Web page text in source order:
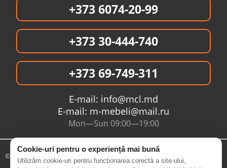
+373 6074-20-99
+373 30-444-740
+373 69-749-311
E-mail: info@mcl.md
E-mail: m-mebeli@mail.ru
Mon—Sun 09:00—19:00
Cookie-uri pentru o experiență mai bună
Utilizăm cookie-uri pentru funcționarea corectă a site-ului,
© 2005- 2026 Интернет магазин MCL.MD